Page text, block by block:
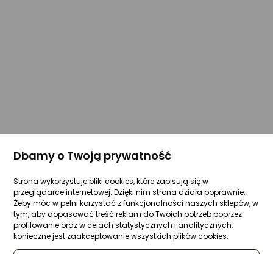
Dbamy o Twoją prywatność
Strona wykorzystuje pliki cookies, które zapisują się w
przeglądarce internetowej. Dzięki nim strona działa poprawnie.
Żeby móc w pełni korzystać z funkcjonalności naszych sklepów, w
tym, aby dopasować treść reklam do Twoich potrzeb poprzez
profilowanie oraz w celach statystycznych i analitycznych,
konieczne jest zaakceptowanie wszystkich plików cookies.